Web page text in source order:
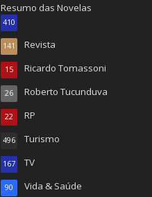
Resumo das Novelas
410
Revista
141
Ricardo Tomassoni
15
Roberto Tucunduva
26
RP
22
Turismo
496
TV
167
Vida & Saúde
90